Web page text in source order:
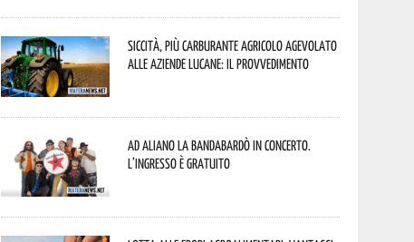
Siccità, più carburante agricolo agevolato
alle aziende lucane: il provvedimento
Ad Aliano la Bandabardò in concerto.
L’ingresso è gratuito